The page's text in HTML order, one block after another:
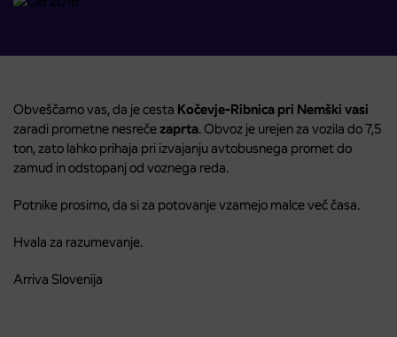
Obveščamo vas, da je cesta Kočevje-Ribnica pri Nemški vasi
zaradi prometne nesrečezaprta. Obvoz je urejen za vozila do 7,5
ton, zato lahko prihaja pri izvajanju avtobusnega promet do
zamud in odstopanj od voznega reda.
Potnike prosimo, da si za potovanje vzamejo malce več časa.
Hvala za razumevanje.
Arriva Slovenija